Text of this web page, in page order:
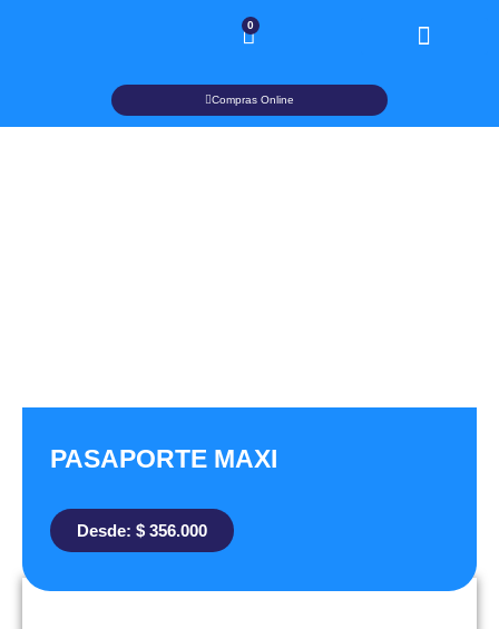
0
Compras Online
PASAPORTE MAXI
Desde: $ 356.000